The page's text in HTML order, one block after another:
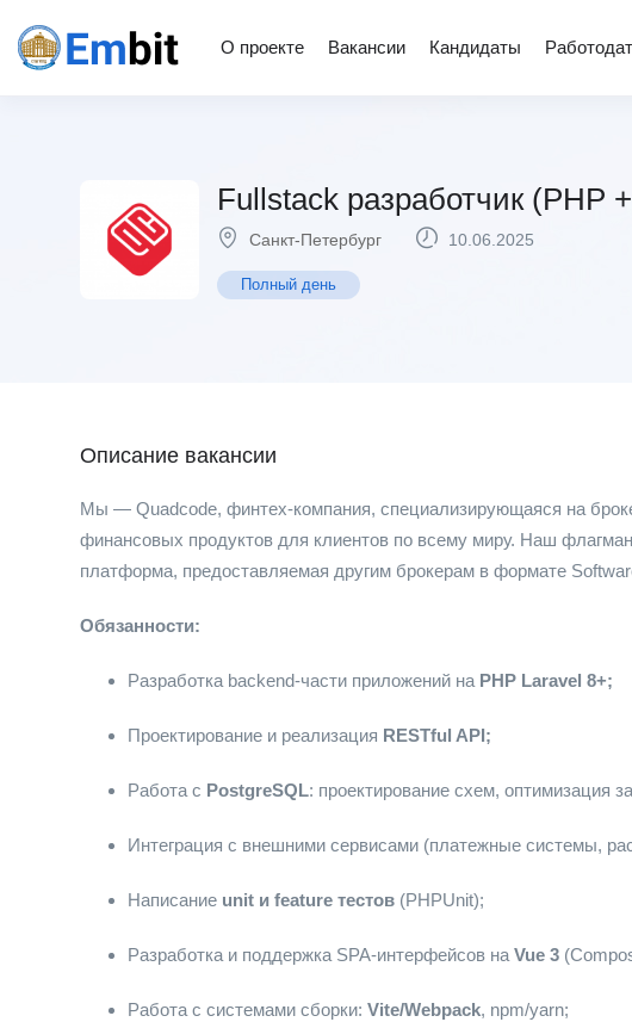
О проекте Вакансии Кандидаты
Fullstack разработчик (PHP
Санкт-Петербург 10.06.2025
Полный день
Описание вакансии
​​​​Мы — Quadcode, финтех-компания, специализирующаяся на
финансовых продуктов для клиентов по всему миру. Наш
платформа, предоставляемая другим брокерам в формате
Обязанности:
Разработка backend-части приложений на PHP Laravel 8+;
Проектирование и реализация RESTful API;
Работа с PostgreSQL: проектирование схем, оптимизация
Интеграция с внешними сервисами (платежные системы,
Написание unit и feature тестов (PHPUnit);
Разработка и поддержка SPA-интерфейсов на Vue 3
Работа с системами сборки: Vite/Webpack, npm/yarn;